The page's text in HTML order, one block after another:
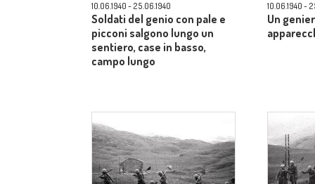
10.06.1940 - 25.06.1940
Soldati del genio con pale e
picconi salgono lungo un
sentiero, case in basso,
campo lungo
10.06.1940 -
Un